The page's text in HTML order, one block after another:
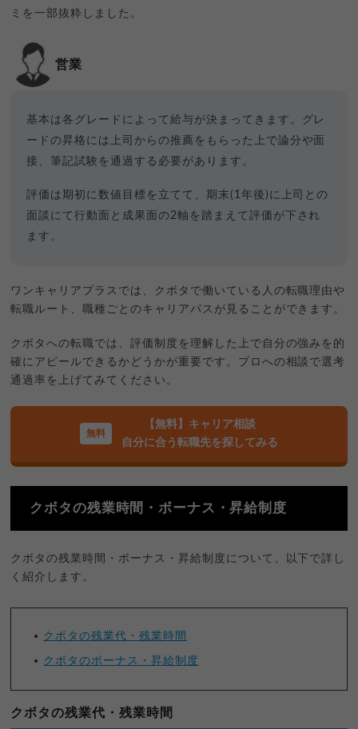
ミを一部抜粋しました。
営業
基本は各グレードによって給与が決まってきます。グレ
ードの昇格には上司からの推薦をもらった上で論分や面
接、筆記試験を通過する必要があります。
評価は期初に数値目標を立てて、期末(1年後)に上司との
面談にて行動面と成果面の2軸を踏まえて評価が下され
ます。
ワンキャリアプラスでは、クボタで働いている人の転職理由や
転職ルート、職種ごとのキャリアパスが見ることができます。
クボタへの転職では、評価制度を理解した上で自分の強みを的
確にアピールできるかどうかが重要です。プロへの相談で選考
通過率を上げてみてください。
【無料】キャリア相談
自分に合う転職先を探してみる
クボタの残業時間・ボーナス・昇給制度
クボタの残業時間・ボーナス・昇給制度について、以下で詳し
く紹介します。
クボタの残業代・残業時間
クボタのボーナス・昇給制度
クボタの残業代・残業時間